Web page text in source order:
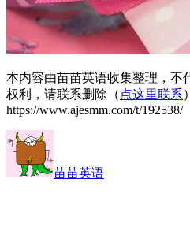
本内容由苗苗英语收集整理，不
权利，请联系删除（ 点这里联系
https://www.ajesmm.com/t/192538/
苗苗英语